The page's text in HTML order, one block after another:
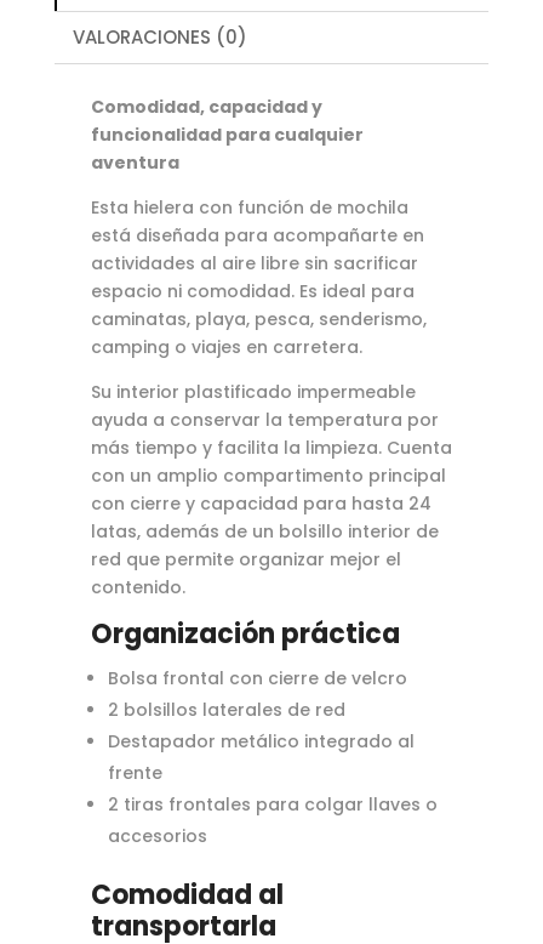
VALORACIONES (0)
Comodidad, capacidad y
funcionalidad para cualquier
aventura
Esta hielera con función de mochila
está diseñada para acompañarte en
actividades al aire libre sin sacrificar
espacio ni comodidad. Es ideal para
caminatas, playa, pesca, senderismo,
camping o viajes en carretera.
Su interior plastificado impermeable
ayuda a conservar la temperatura por
más tiempo y facilita la limpieza. Cuenta
con un amplio compartimento principal
con cierre y capacidad para hasta 24
latas, además de un bolsillo interior de
red que permite organizar mejor el
contenido.
Organización práctica
Bolsa frontal con cierre de velcro
2 bolsillos laterales de red
Destapador metálico integrado al
frente
2 tiras frontales para colgar llaves o
accesorios
Comodidad al
transportarla